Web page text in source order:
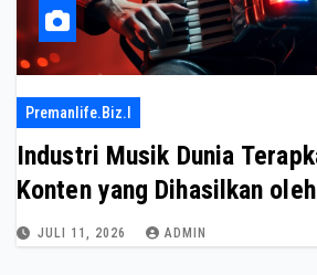
Premanlife.biz.i
Industri Musik Dunia
Konten yang Dihasilkan
JULI 11, 2026 ADMIN